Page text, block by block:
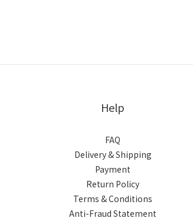
Help
FAQ
Delivery & Shipping
Payment
Return Policy
Terms & Conditions
Anti-Fraud Statement